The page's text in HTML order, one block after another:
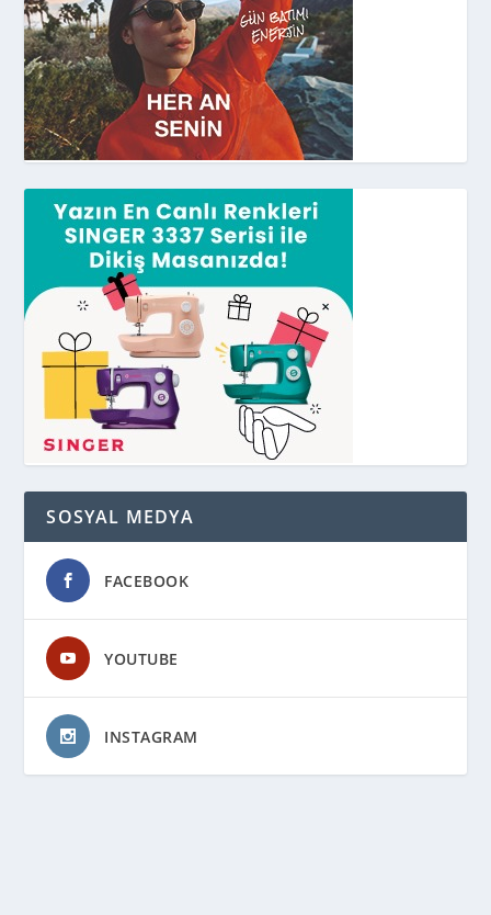
SOSYAL MEDYA
FACEBOOK
YOUTUBE
INSTAGRAM